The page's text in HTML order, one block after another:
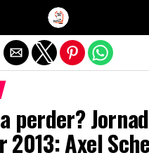
perder?
2013: Axel
Salir de la versión móvil